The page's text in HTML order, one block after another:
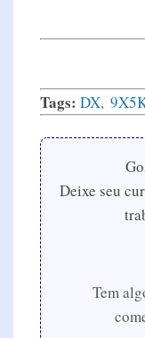
Tags: DX
Deixe seu
Tem